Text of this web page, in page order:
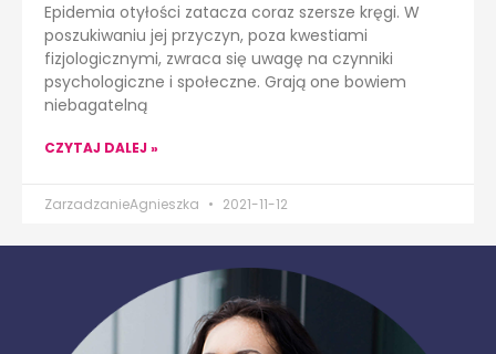
Epidemia otyłości zatacza coraz szersze kręgi. W
poszukiwaniu jej przyczyn, poza kwestiami
fizjologicznymi, zwraca się uwagę na czynniki
psychologiczne i społeczne. Grają one bowiem
niebagatelną
CZYTAJ DALEJ »
ZarzadzanieAgnieszka 2021-11-12